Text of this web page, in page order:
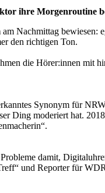
ihre Morgenroutine
Nachmittag
den richtigen Ton.
die Hörer:innen mit
Synonym für
Ding moderiert hat.
damit,
und Reporter für